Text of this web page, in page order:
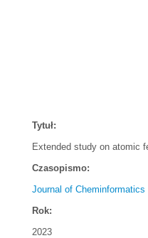
Tytuł:
Extended study on atomic
Czasopismo:
Journal of Cheminformatics
Rok:
2023